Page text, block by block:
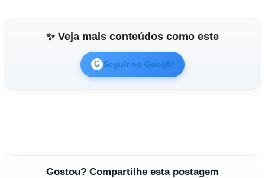
✨ Veja mais conteúdos como este
G Seguir no Google
Gostou? Compartilhe esta postagem